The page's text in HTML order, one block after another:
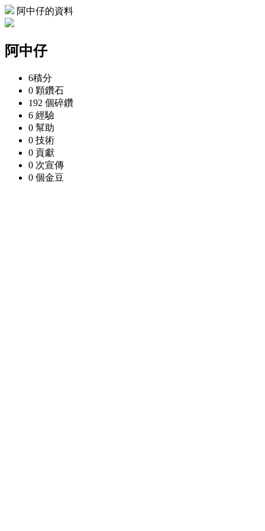
阿中仔的資料
阿中仔
6積分
0 顆鑽石
192 個碎鑽
6 經驗
0 幫助
0 技術
0 貢獻
0 次宣傳
0 個金豆